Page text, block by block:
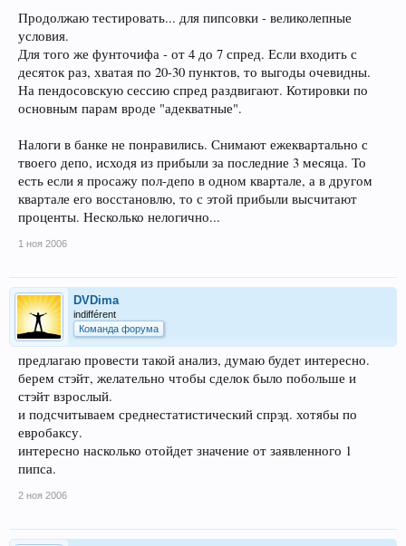
Продолжаю тестировать... для пипсовки - великолепные
условия.
Для того же фунточифа - от 4 до 7 спред. Если входить с
десяток раз, хватая по 20-30 пунктов, то выгоды очевидны.
На пендосовскую сессию спред раздвигают. Котировки по
основным парам вроде "адекватные".
Налоги в банке не понравились. Снимают ежеквартально с
твоего депо, исходя из прибыли за последние 3 месяца. То
есть если я просажу пол-депо в одном квартале, а в другом
квартале его восстановлю, то с этой прибыли высчитают
проценты. Несколько нелогично...
1 ноя 2006
DVDima
indifférent
Команда форума
предлагаю провести такой анализ, думаю будет интересно.
берем стэйт, желательно чтобы сделок было побольше и
стэйт взрослый.
и подсчитываем среднестатистический спрэд. хотябы по
евробаксу.
интересно насколько отойдет значение от заявленного 1
пипса.
2 ноя 2006